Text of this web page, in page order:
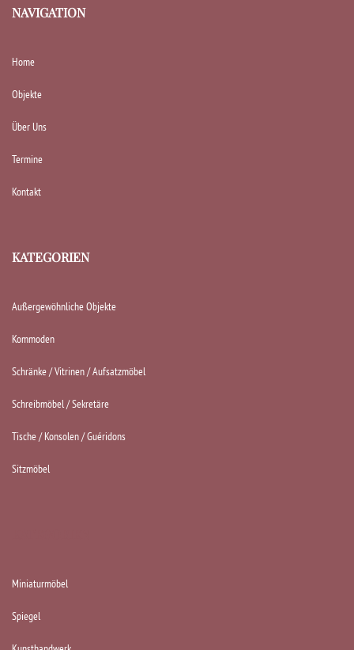
NAVIGATION
Home
Objekte
Über Uns
Termine
Kontakt
KATEGORIEN
Außergewöhnliche Objekte
Kommoden
Schränke / Vitrinen / Aufsatzmöbel
Schreibmöbel / Sekretäre
Tische / Konsolen / Guéridons
Sitzmöbel
Miniaturmöbel
Spiegel